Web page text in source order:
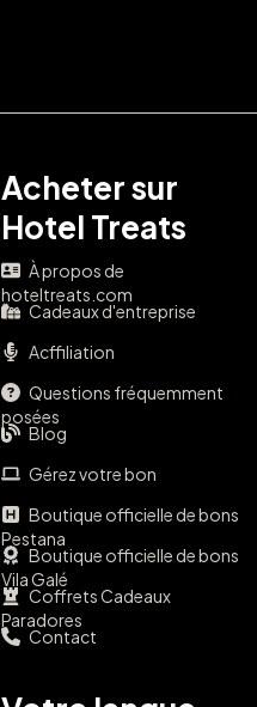
Acheter sur
Hotel Treats
À propos de
hoteltreats.com
Cadeaux d'entreprise
Acffiliation
Questions fréquemment
posées
Blog
Gérez votre bon
Boutique officielle de bons
Pestana
Boutique officielle de bons
Vila Galé
Coffrets Cadeaux
Paradores
Contact